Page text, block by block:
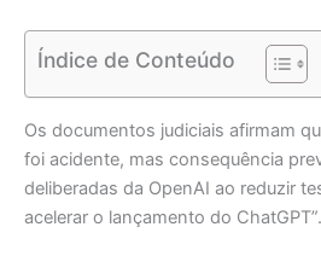
Índice de Conteúdo
Os documentos judiciais afirmam
foi acidente, mas consequência
deliberadas da OpenAI ao reduzir
acelerar o lançamento do ChatGPT”.